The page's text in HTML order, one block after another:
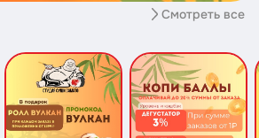
Смотреть все